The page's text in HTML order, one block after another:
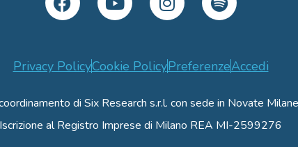
Privacy PolicyCookie PolicyPreferenzeAccedi
di Six Research s.r.l. con sede in Novate
Iscrizione al Registro Imprese di Milano REA MI-2599276